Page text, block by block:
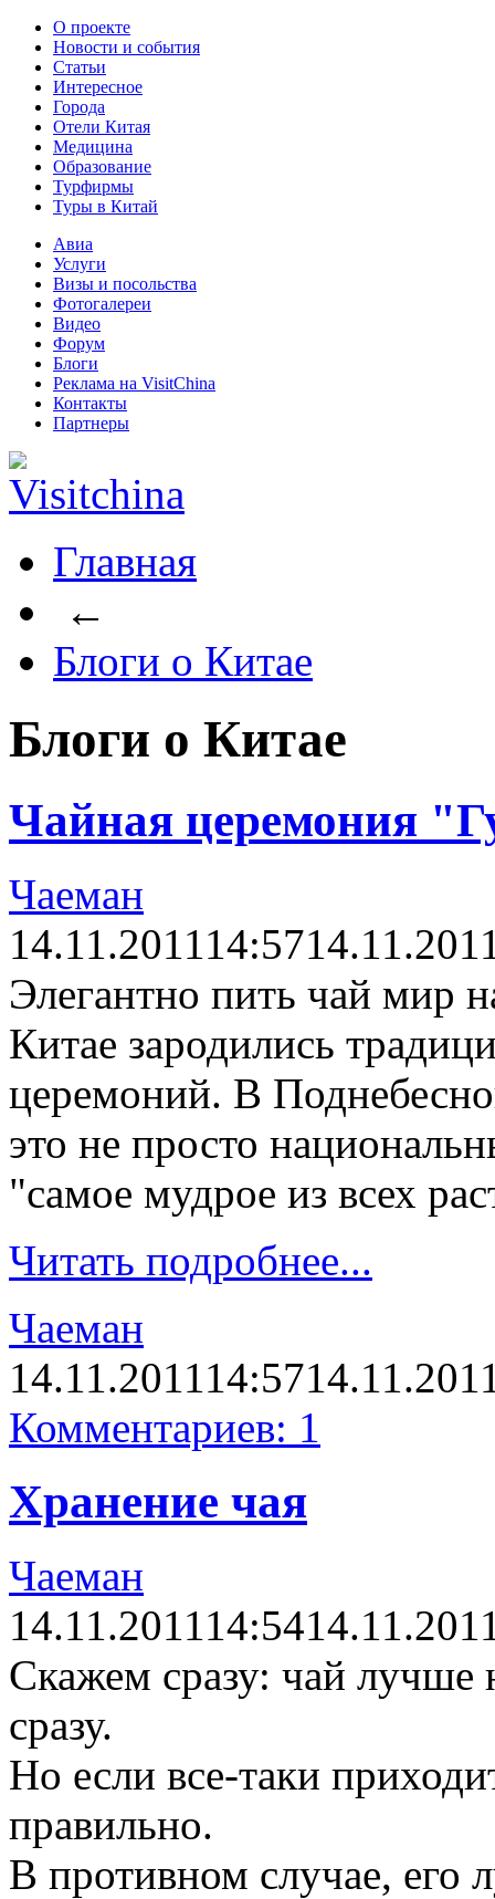
О проекте
Новости и события
Статьи
Интересное
Города
Отели Китая
Медицина
Образование
Турфирмы
Туры в Китай
Авиа
Услуги
Визы и посольства
Фотогалереи
Видео
Форум
Блоги
Реклама на VisitChina
Контакты
Партнеры
Главная
←
Блоги о Китае
Блоги о Китае
Чайная церемония
Чаеман
14.11.201114:57
Элегантно пить чай мир
Китае зародились
церемоний. В
это не просто
"самое мудрое из всех
Читать подробнее...
Чаеман
14.11.201114:57
Комментариев: 1
Хранение чая
Чаеман
14.11.2011 14:54
Скажем сразу: чай лучше
сразу.
Но если все-таки
правильно.
В противном случае, его